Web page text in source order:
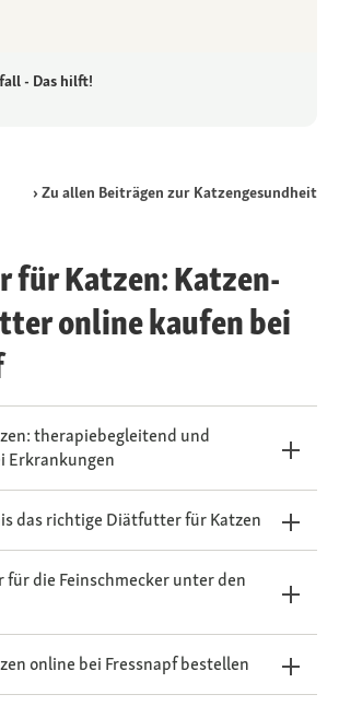
- Das hilft!
Zu allen Beiträgen zur Katzengesundheit
Katzen: Katzen-
online kaufen bei
therapiebegleitend und
Erkrankungen
das richtige Diätfutter für Katzen
die Feinschmecker unter den
online bei Fressnapf bestellen